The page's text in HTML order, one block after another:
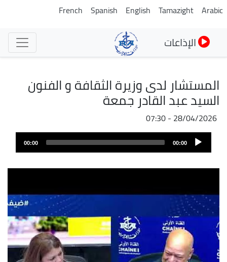
تجاوز
Arabic
Tamazight
English
Spanish
French
الإذاعات
المستشار لدى وزيرة الثقافة و الفنون
السيد عبد القادر جمعة
28/04/2026 - 07:30
ملف
الصوت
Audio
Player
00:00
00:00